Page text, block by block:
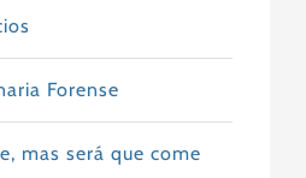
Forense
mas será que come